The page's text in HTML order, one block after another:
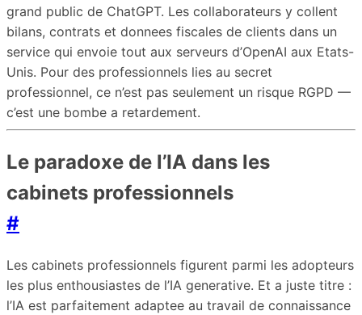
grand public de ChatGPT. Les collaborateurs y collent
bilans, contrats et donnees fiscales de clients dans un
service qui envoie tout aux serveurs d’OpenAI aux Etats-
Unis. Pour des professionnels lies au secret
professionnel, ce n’est pas seulement un risque RGPD —
c’est une bombe a retardement.
Le paradoxe de l’IA dans les
cabinets professionnels
#
Les cabinets professionnels figurent parmi les adopteurs
les plus enthousiastes de l’IA generative. Et a juste titre :
l’IA est parfaitement adaptee au travail de connaissance